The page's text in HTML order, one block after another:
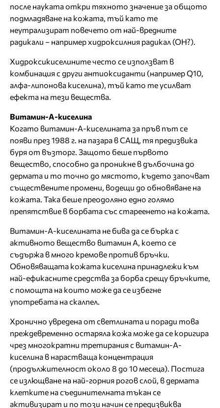
после науката откри тяхното значение за общото
подмладяване на кожата, тъй като те
неутрализират повечето от най-вредните
радикали – например хидроксилния радикал (ОН?).
Хидроксикиселините често се използват в
комбинация с други антиоксиданти (например Q10,
алфа-липонова киселина), тъй като те усилват
ефекта на тези вещества.
Витамин-А-киселина
Когато витамин-А-киселината за пръв път се
появи през 1988 г. на пазара в САЩ, тя предизвика
буря от възторг. Защото беше първото
вещество, способно да проникне в дълбочина до
дермата и то точно до мястото, където започват
съществените промени, водещи до обновяване на
кожата. Така беше преодоляно едно голямо
препятствие в борбата със стареенето на кожата.
Витамин-А-киселината не бива да се бърка с
активното вещество витамин А, което се
съдържа в много кремове против бръчки.
Обновяващата кожата киселина принадлежи към
най-ефикасните средства за борба срещу бръчките,
с помощта на които може да се избегне
употребата на скалпел.
Хронично увредена от светлината и поради това
преждевременно остаряла кожа може да се коригира
чрез многократни третирания с витамин-А-
киселина в нарастваща концентрация
(продължителност около 8 до 10 месеца). Постига
се излющване на най-горния рогов слой, в дермата
клетките на съединителната тъкан се
активизират и по този начин се предизвиква